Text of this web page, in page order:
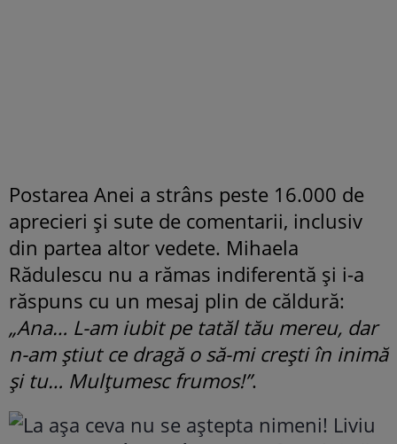
Postarea Anei a strâns peste 16.000 de
aprecieri și sute de comentarii, inclusiv
din partea altor vedete. Mihaela
Rădulescu nu a rămas indiferentă și i-a
răspuns cu un mesaj plin de căldură:
„Ana… L-am iubit pe tatăl tău mereu, dar
n-am știut ce dragă o să-mi crești în inimă
și tu… Mulțumesc frumos!”.